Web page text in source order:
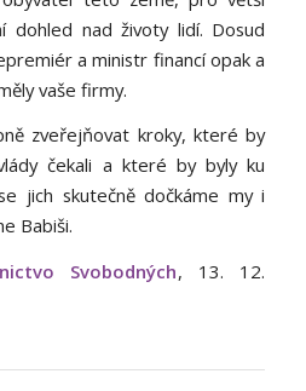
dohled nad životy lidí. Dosud
a ministr financí opak a
vaše firmy.
zveřejňovat kroky, které by
čekali a které by byly ku
jich skutečně dočkáme my i
Babiši.
Svobodných, 13. 12.